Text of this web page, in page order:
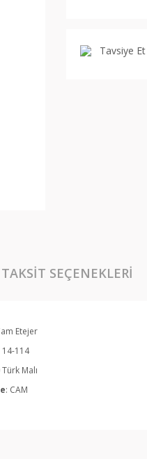
Tavsiye Et
TAKSIT SEÇENEKLERI
Etejer
14-114
Malı
: CAM